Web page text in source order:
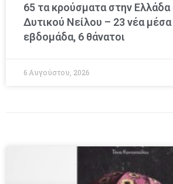
65 τα κρούσματα στην Ελλάδα
Δυτικού Νείλου – 23 νέα μέσα
εβδομάδα, 6 θάνατοι
6 Αυγούστου, 2026